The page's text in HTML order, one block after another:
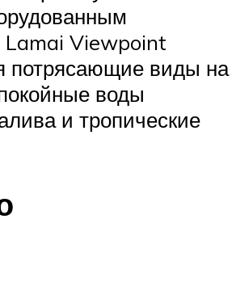
Viewpoint
потрясающие виды на
воды
и тропические